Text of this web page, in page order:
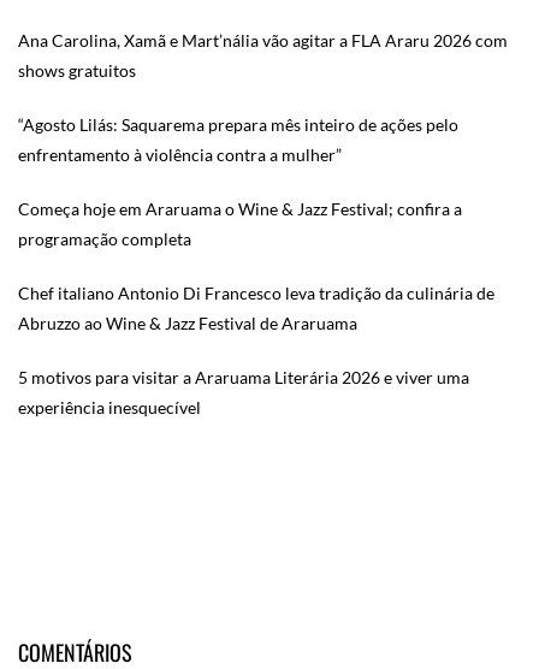
Ana Carolina, Xamã e Mart’nália vão agitar a FLA Araru 2026 com
shows gratuitos
“Agosto Lilás: Saquarema prepara mês inteiro de ações pelo
enfrentamento à violência contra a mulher”
Começa hoje em Araruama o Wine & Jazz Festival; confira a
programação completa
Chef italiano Antonio Di Francesco leva tradição da culinária de
Abruzzo ao Wine & Jazz Festival de Araruama
5 motivos para visitar a Araruama Literária 2026 e viver uma
experiência inesquecível
COMENTÁRIOS